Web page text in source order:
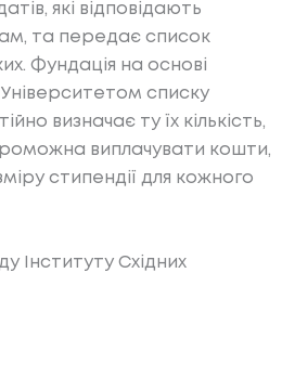
які відповідають
та передає список
Фундація на основі
списку
визначає ту їх кількість,
виплачувати кошти,
стипендії для кожного
Інституту Східних